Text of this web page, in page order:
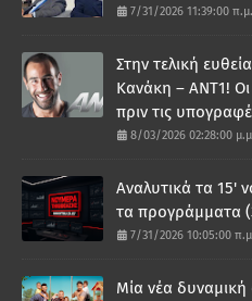
7/31/2026 11:39:00 π.μ.
Στην τελική
Κανάκη – ΑΝΤ1! Οι
πριν τις
8/03/2026 02:28:00
Αναλυτικά τα 15'
τα προγράμματα
7/31/2026 10:05:00
Μία νέα δυναμική